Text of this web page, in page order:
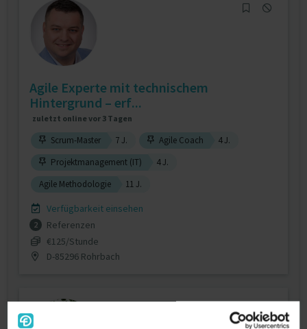
Agile Experte mit technischem
Hintergrund – erf...
zuletzt online vor 3 Tagen
Scrum-Master 7 J. Agile Coach
4 J.
Projektmanagement (IT)
4 J.
Agile Methodologie
11 J.
Verfügbarkeit einsehen
2
Referenzen
€125/Stunde
D-85296 Rohrbach